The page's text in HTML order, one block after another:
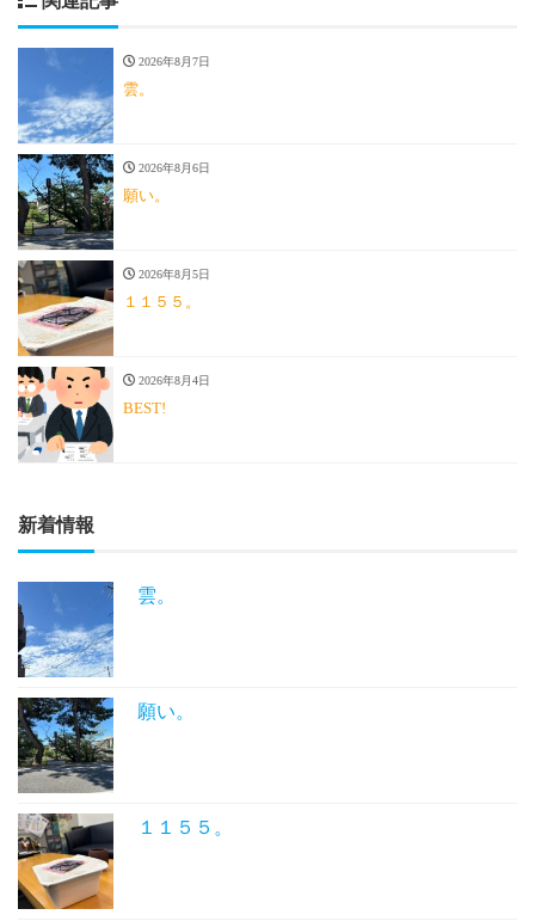
2026年8月7日
雲。
2026年8月6日
願い。
2026年8月5日
１１５５。
2026年8月4日
BEST!
新着情報
雲。
願い。
１１５５。